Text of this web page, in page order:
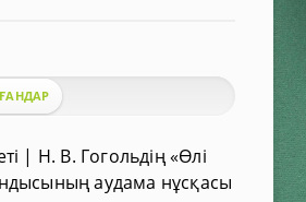
| Н. В. Гогольдің «Өлі
аудама нұсқасы